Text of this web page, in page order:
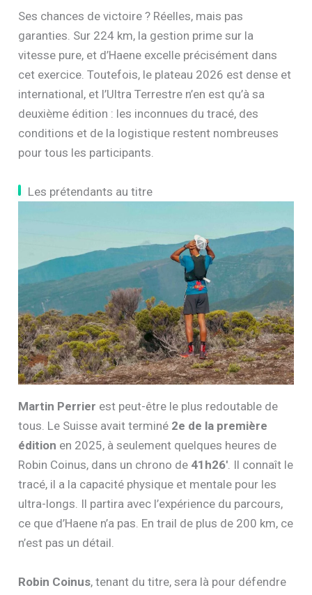
Ses chances de victoire ? Réelles, mais pas
garanties. Sur 224 km, la gestion prime sur la
vitesse pure, et d’Haene excelle précisément dans
cet exercice. Toutefois, le plateau 2026 est dense et
international, et l’Ultra Terrestre n’en est qu’à sa
deuxième édition : les inconnues du tracé, des
conditions et de la logistique restent nombreuses
pour tous les participants.
Les prétendants au titre
Martin Perrier est peut-être le plus redoutable de
tous. Le Suisse avait terminé 2e de la première
édition en 2025, à seulement quelques heures de
Robin Coinus, dans un chrono de 41h26′. Il connaît le
tracé, il a la capacité physique et mentale pour les
ultra-longs. Il partira avec l’expérience du parcours,
ce que d’Haene n’a pas. En trail de plus de 200 km, ce
n’est pas un détail.
Robin Coinus, tenant du titre, sera là pour défendre